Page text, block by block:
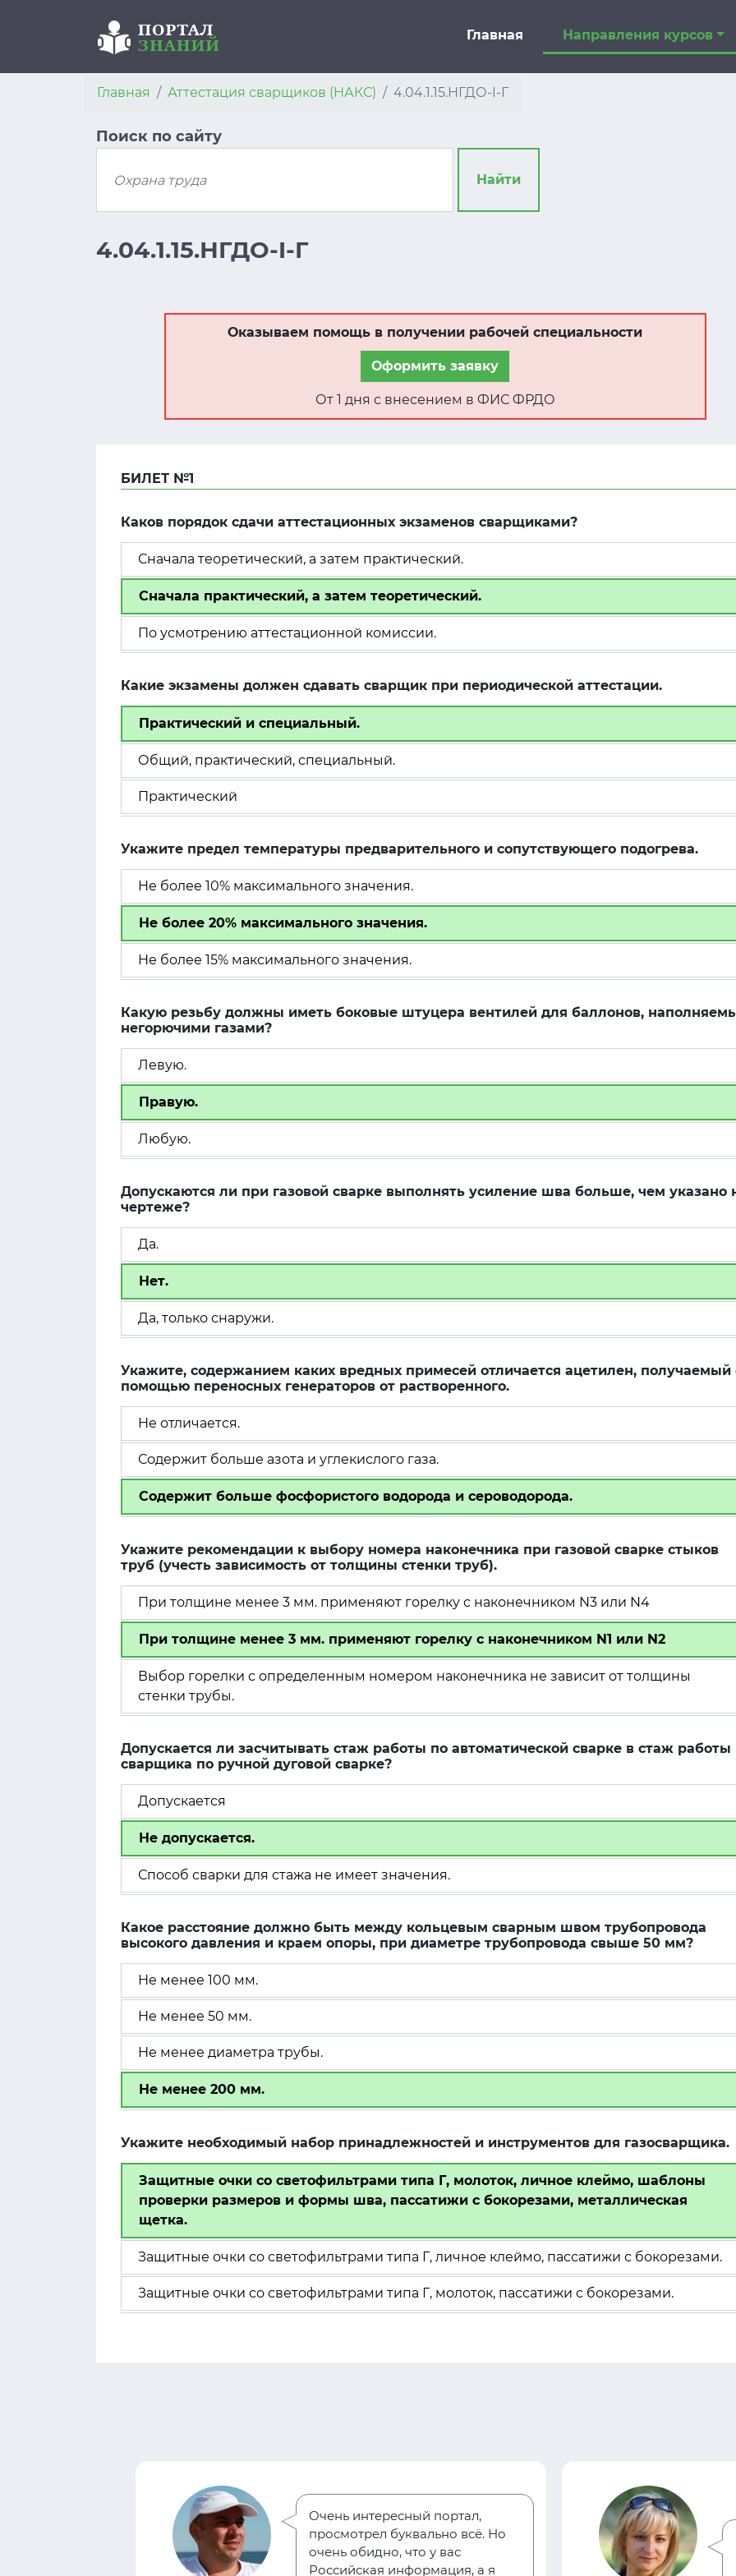
Главная Направления курсов
Главная Аттестация сварщиков (НАКС) 4.04.1.15.НГДО-I-Г
Поиск по сайту
Найти
4.04.1.15.НГДО-I-Г
Оказываем помощь в получении рабочей специальности
Оформить заявку
От 1 дня с внесением в ФИС ФРДО
БИЛЕТ №1
Каков порядок сдачи аттестационных экзаменов сварщиками?
Сначала теоретический, а затем практический.
Сначала практический, а затем теоретический.
По усмотрению аттестационной комиссии.
Какие экзамены должен сдавать сварщик при периодической аттестации.
Практический и специальный.
Общий, практический, специальный.
Практический
Укажите предел температуры предварительного и сопутствующего подогрева.
Не более 10% максимального значения.
Не более 20% максимального значения.
Не более 15% максимального значения.
Какую резьбу должны иметь боковые штуцера вентилей для баллонов,
негорючими газами?
Левую.
Правую.
Любую.
Допускаются ли при газовой сварке выполнять усиление шва больше, чем указано
чертеже?
Да.
Нет.
Да, только снаружи.
Укажите, содержанием каких вредных примесей отличается ацетилен, получаемый
помощью переносных генераторов от растворенного.
Не отличается.
Содержит больше азота и углекислого газа.
Содержит больше фосфористого водорода и сероводорода.
Укажите рекомендации к выбору номера наконечника при газовой сварке стыков
труб (учесть зависимость от толщины стенки труб).
При толщине менее 3 мм. применяют горелку с наконечником N3 или N4
При толщине менее 3 мм. применяют горелку с наконечником N1 или N2
Выбор горелки с определенным номером наконечника не зависит от толщины
стенки трубы.
Допускается ли засчитывать стаж работы по автоматической сварке в стаж работы
сварщика по ручной дуговой сварке?
Допускается
Не допускается.
Способ сварки для стажа не имеет значения.
Какое расстояние должно быть между кольцевым сварным швом трубопровода
высокого давления и краем опоры, при диаметре трубопровода свыше 50 мм?
Не менее 100 мм.
Не менее 50 мм.
Не менее диаметра трубы.
Не менее 200 мм.
Укажите необходимый набор принадлежностей и инструментов для газосварщика.
Защитные очки со светофильтрами типа Г, молоток, личное клеймо, шаблоны
проверки размеров и формы шва, пассатижи с бокорезами, металлическая
щетка.
Защитные очки со светофильтрами типа Г, личное клеймо, пассатижи с бокорезами.
Защитные очки со светофильтрами типа Г, молоток, пассатижи с бокорезами.
Очень интересный портал,
просмотрел буквально всё. Но
очень обидно, что у вас
Российская информация, а я